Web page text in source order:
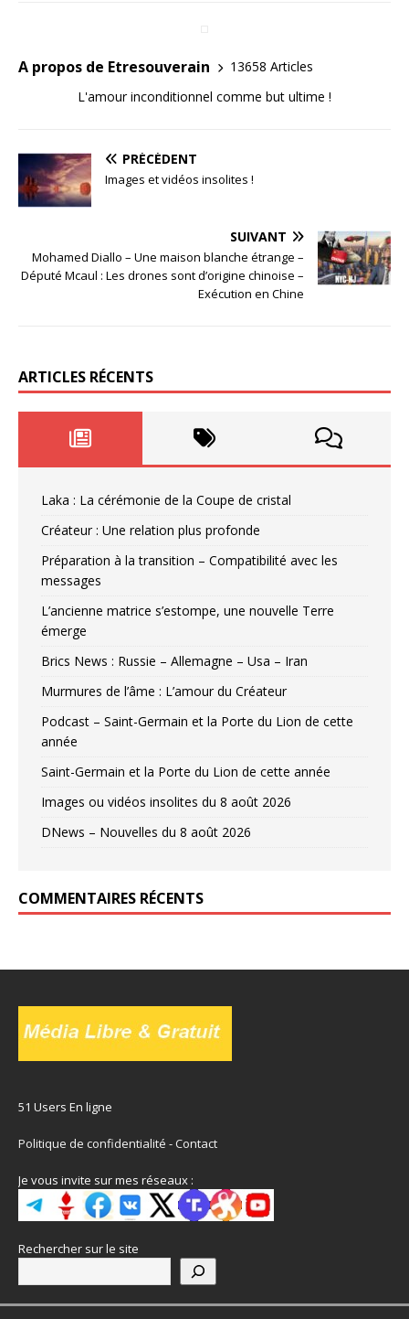
A propos de Etresouverain
13658 Articles
L'amour inconditionnel comme but ultime !
PRÉCÉDENT
Images et vidéos insolites !
SUIVANT
Mohamed Diallo – Une maison blanche étrange –
Député Mcaul : Les drones sont d’origine chinoise –
Exécution en Chine
ARTICLES RÉCENTS
Laka : La cérémonie de la Coupe de cristal
Créateur : Une relation plus profonde
Préparation à la transition – Compatibilité avec les
messages
L’ancienne matrice s’estompe, une nouvelle Terre
émerge
Brics News : Russie – Allemagne – Usa – Iran
Murmures de l’âme : L’amour du Créateur
Podcast – Saint-Germain et la Porte du Lion de cette
année
Saint-Germain et la Porte du Lion de cette année
Images ou vidéos insolites du 8 août 2026
DNews – Nouvelles du 8 août 2026
COMMENTAIRES RÉCENTS
51 Users En ligne
Politique de confidentialité -Contact
Je vous invite sur mes réseaux :
Rechercher sur le site